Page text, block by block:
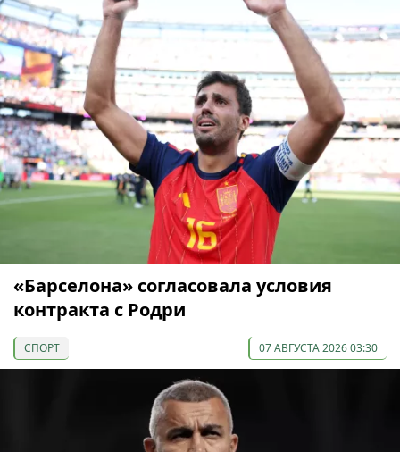
«Барселона» согласовала условия
контракта с Родри
СПОРТ 07 АВГУСТА 2026 03:30